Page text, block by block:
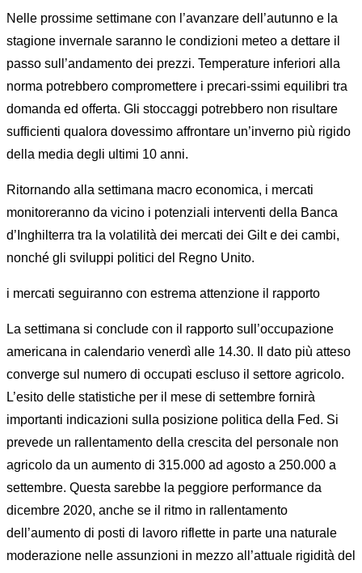
Nelle prossime settimane con l’avanzare dell’autunno e la
stagione invernale saranno le condizioni meteo a dettare il
passo sull’andamento dei prezzi. Temperature inferiori alla
norma potrebbero compromettere i precari-ssimi equilibri tra
domanda ed offerta. Gli stoccaggi potrebbero non risultare
sufficienti qualora dovessimo affrontare un’inverno più rigido
della media degli ultimi 10 anni.
Ritornando alla settimana macro economica, i mercati
monitoreranno da vicino i potenziali interventi della Banca
d’Inghilterra tra la volatilità dei mercati dei Gilt e dei cambi,
nonché gli sviluppi politici del Regno Unito.
i mercati seguiranno con estrema attenzione il rapporto
La settimana si conclude con il rapporto sull’occupazione
americana in calendario venerdì alle 14.30. Il dato più atteso
converge sul numero di occupati escluso il settore agricolo.
L’esito delle statistiche per il mese di settembre fornirà
importanti indicazioni sulla posizione politica della Fed. Si
prevede un rallentamento della crescita del personale non
agricolo da un aumento di 315.000 ad agosto a 250.000 a
settembre. Questa sarebbe la peggiore performance da
dicembre 2020, anche se il ritmo in rallentamento
dell’aumento di posti di lavoro riflette in parte una naturale
moderazione nelle assunzioni in mezzo all’attuale rigidità del